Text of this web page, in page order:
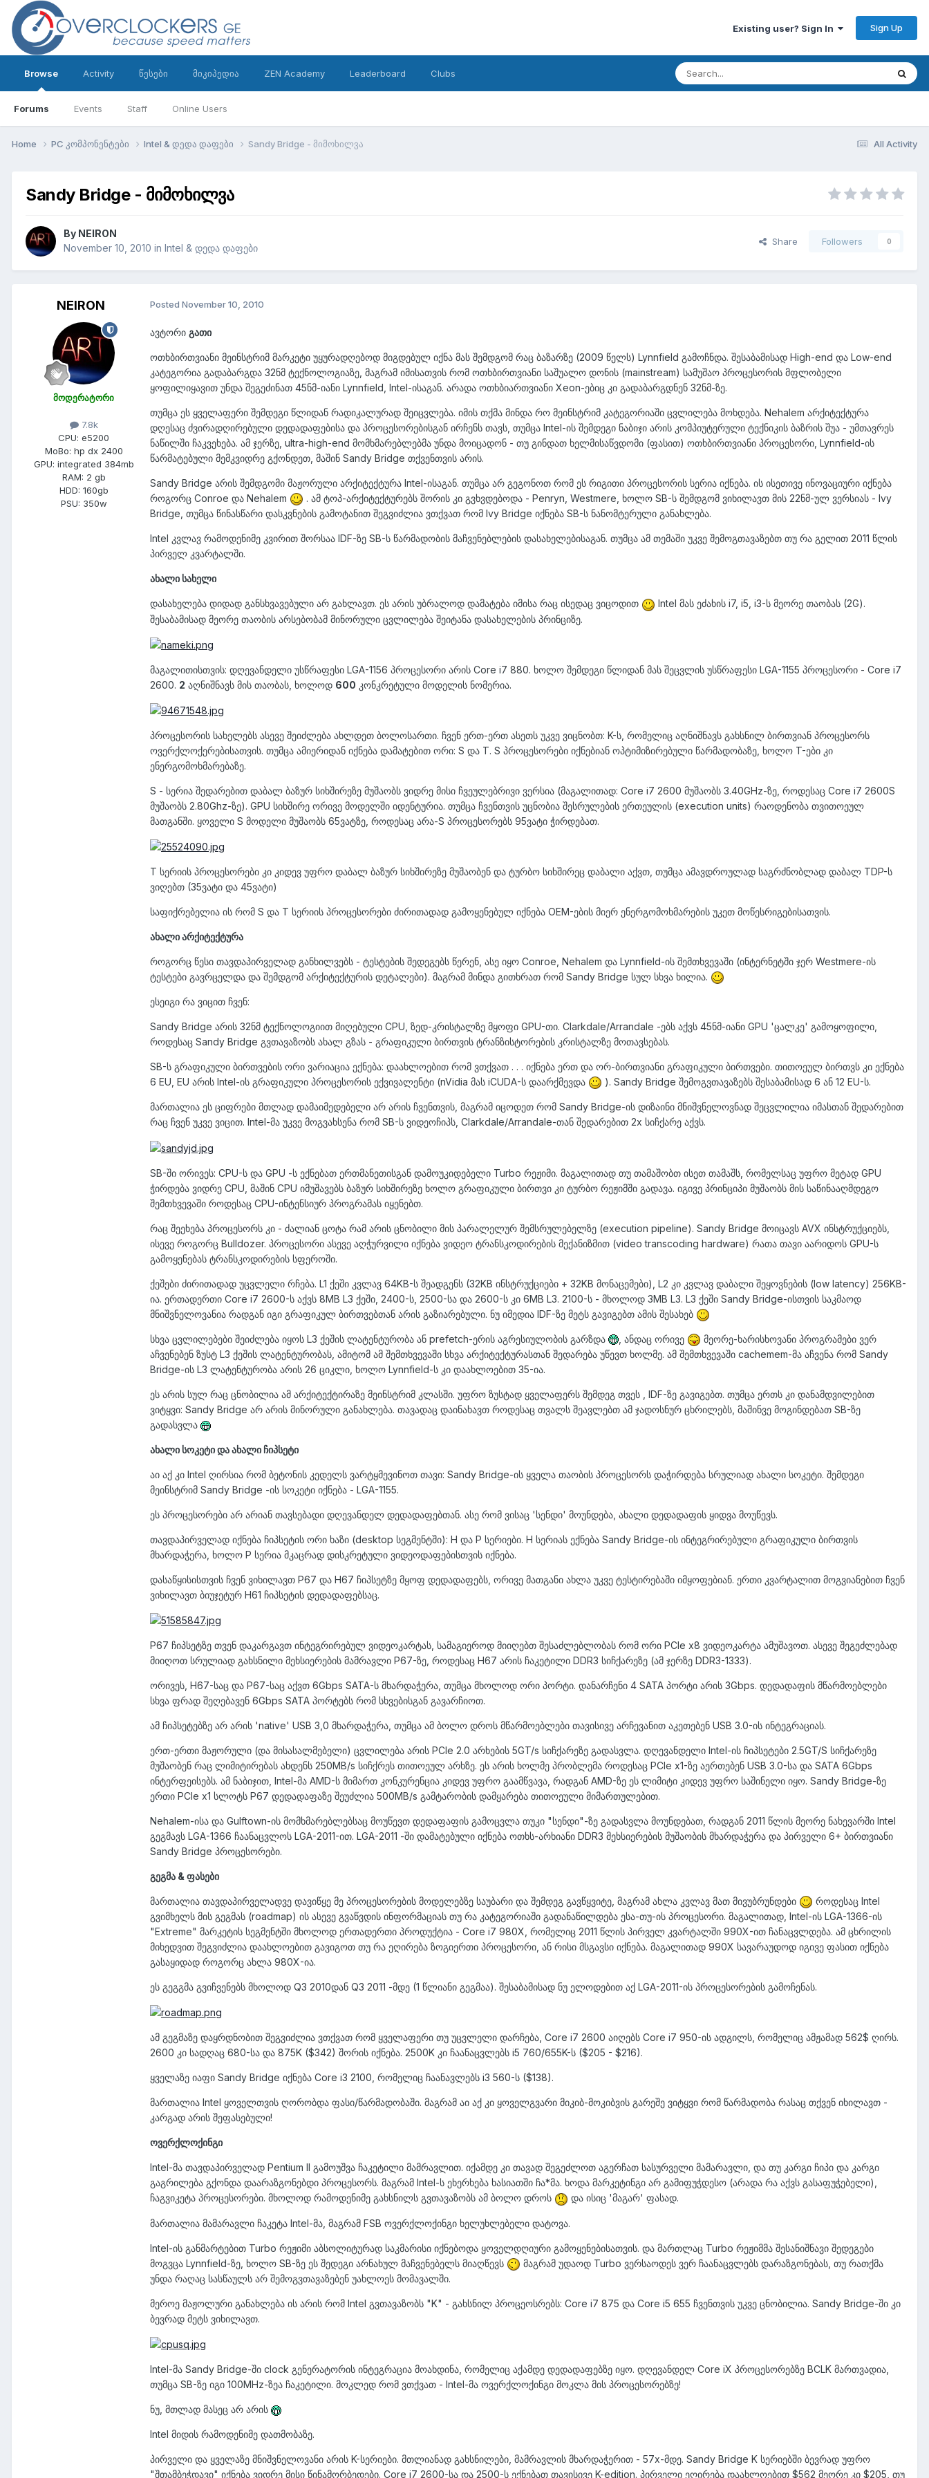
Existing user? Sign In Sign Up
Browse
Forums Events Staff Online Users
Activity წესები მიკიპედია ZEN Academy Leaderboard Clubs
All Activity
Home PC კომპონენტები Intel & დედა დაფები Sandy Bridge - მიმოხილვა
Sandy Bridge - მიმოხილვა
By NEIRON
November 10, 2010 in Intel & დედა დაფები
Share Followers 0
NEIRON
მოდერატორი
7.8k
CPU: e5200
MoBo: hp dx 2400
GPU: integrated 384mb
RAM: 2 gb
HDD: 160gb
PSU: 350w
Posted November 10, 2010
ავტორი გათი
ოთხბირთვიანი მეინსტრიმ მარკეტი უყურადღებოდ მიგდებულ იქნა მას შემდგომ რაც ბაზარზე (2009 წელს) Lynnfield გამოჩნდა. შესაბამისად High-end და Low-end
კატეგორია გადაბარგდა 32ნმ ტექნოლოგიაზე, მაგრამ იმისათვის რომ ოთხბირთვიანი საშუალო დონის (mainstream) სამუშაო პროცესორის მფლობელი
ყოფილიყავით უნდა შეგეძინათ 45ნმ-იანი Lynnfield, Intel-ისაგან. არადა ოთხბიართვიანი Xeon-ებიც კი გადაბარგდნენ 32ნმ-ზე.
თუმცა ეს ყველაფერი შემდეგი წლიდან რადიკალურად შეიცვლება. იმის თქმა მინდა რო მეინსტრიმ კატეგორიაში ცვლილება მოხდება. Nehalem არქიტექტურა
დღესაც ძვირადღირებული დედადაფებისა და პროცესორებისგან ირჩენს თავს, თუმცა Intel-ის შემდეგი ნაბიჯი არის კომპიუტერული ტექნიკის ბაზრის შუა - უმთავრეს
ნაწილში ჩაკვეხება. ამ ჯერზე, ultra-high-end მომხმარებლებმა უნდა მოიცადონ - თუ გინდათ ხელმისაწვდომი (ფასით) ოთხბირთვიანი პროცესორი, Lynnfield-ის
წარმატებული მემკვიდრე გქონდეთ, მაშინ Sandy Bridge თქვენთვის არის.
Sandy Bridge არის შემდგომი მაჟორული არქიტექტურა Intel-ისაგან. თუმცა არ გეგონოთ რომ ეს რიგითი პროცესორის სერია იქნება. ის ისეთივე ინოვაციური იქნება
როგორც Conroe და Nehalem
. ამ ტოპ-არქიტექტურებს შორის კი გვხვდებოდა - Penryn, Westmere, ხოლო SB-ს შემდგომ ვიხილავთ მის 22ნმ-ულ ვერსიას - Ivy
Bridge, თუმცა წინასწარი დასკვნების გამოტანით შეგვიძლია ვთქვათ რომ Ivy Bridge იქნება SB-ს ნანომტერული განახლება.
Intel კვლავ რამოდენიმე კვირით შორსაა IDF-ზე SB-ს წარმადობის მაჩვენებლების დასახელებისაგან. თუმცა ამ თემაში უკვე შემოგთავაზებთ თუ რა გელით 2011 წლის
პირველ კვარტალში.
ახალი სახელი
დასახელება დიდად განსხვავებული არ გახლავთ. ეს არის უბრალოდ დამატება იმისა რაც ისედაც ვიცოდით
Intel მას ეძახის i7, i5, i3-ს მეორე თაობას (2G).
შესაბამისად მეორე თაობის არსებობამ მინორული ცვლილება შეიტანა დასახელების პრინციზე.
მაგალითისთვის: დღევანდელი უსწრაფესი LGA-1156 პროცესორი არის Core i7 880. ხოლო შემდეგი წლიდან მას შეცვლის უსწრაფესი LGA-1155 პროცესორი - Core i7
2600. 2 აღნიშნავს მის თაობას, ხოლოდ 600 კონკრეტული მოდელის ნომერია.
პროცესორის სახელებს ასევე შეიძლება ახლდეთ ბოლოსართი. ჩვენ ერთ-ერთ ასეთს უკვე ვიცნობთ: K-ს, რომელიც აღნიშნავს გახსნილ ბირთვიან პროცესორს
ოვერქლოქერებისათვის. თუმცა ამიერიდან იქნება დამატებით ორი: S და T. S პროცესორები იქნებიან ოპტიმიზირებული წარმადობაზე, ხოლო T-ები კი
ენერგომოხმარებაზე.
S - სერია შედარებით დაბალ ბაზურ სიხშირეზე მუშაობს ვიდრე მისი ჩვეულებრივი ვერსია (მაგალითად: Core i7 2600 მუშაობს 3.40GHz-ზე, როდესაც Core i7 2600S
მუშაობს 2.80Ghz-ზე). GPU სიხშირე ორივე მოდელში იდენტურია. თუმცა ჩვენთვის უცნობია შესრულების ერთეულის (execution units) რაოდენობა თვითოეულ
მათგანში. ყოველი S მოდელი მუშაობს 65ვატზე, როდესაც არა-S პროცესორებს 95ვატი ჭირდებათ.
T სერიის პროცესორები კი კიდევ უფრო დაბალ ბაზურ სიხშირეზე მუშაობენ და ტურბო სიხშირეც დაბალი აქვთ, თუმცა ამავდროულად საგრძნობლად დაბალ TDP-ს
ვიღებთ (35ვატი და 45ვატი)
საფიქრებელია ის რომ S და T სერიის პროცესორები ძირითადად გამოყენებულ იქნება OEM-ების მიერ ენერგომოხმარების უკეთ მოწესრიგებისათვის.
ახალი არქიტექტურა
როგორც წესი თავდაპირველად განხილვებს - ტესტების შედეგებს წერენ, ასე იყო Conroe, Nehalem და Lynnfield-ის შემთხვევაში (ინტერნეტში ჯერ Westmere-ის
ტესტები გავრცელდა და შემდგომ არქიტექტურის დეტალები). მაგრამ მინდა გითხრათ რომ Sandy Bridge სულ სხვა ხილია.
ესეიგი რა ვიცით ჩვენ:
Sandy Bridge არის 32ნმ ტექნოლოგიით მიღებული CPU, ზედ-კრისტალზე მყოფი GPU-თი. Clarkdale/Arrandale -ებს აქვს 45ნმ-იანი GPU 'ცალკე' გამოყოფილი,
როდესაც Sandy Bridge გვთავაზობს ახალ გზას - გრაფიკული ბირთვის ტრანზისტორების კრისტალზე მოთავსებას.
SB-ს გრაფიკული ბირთვების ორი ვარიაცია ექნება: დაახლოებით რომ ვთქვათ . . . იქნება ერთ და ორ-ბირთვიანი გრაფიკული ბირთვები. თითოეულ ბირთვს კი ექნება
6 EU, EU არის Intel-ის გრაფიკული პროცესორის ექვივალენტი (nVidia მას iCUDA-ს დაარქმევდა
). Sandy Bridge შემოგვთავაზებს შესაბამისად 6 ან 12 EU-ს.
მართალია ეს ციფრები მთლად დამაიმედებელი არ არის ჩვენთვის, მაგრამ იცოდეთ რომ Sandy Bridge-ის დიზაინი მნიშვნელოვნად შეცვლილია იმასთან შედარებით
რაც ჩვენ უკვე ვიცით. Intel-მა უკვე მოგვახსენა რომ SB-ს ვიდეოჩიპს, Clarkdale/Arrandale-თან შედარებით 2x სიჩქარე აქვს.
SB-ში ორივეს: CPU-ს და GPU -ს ექნებათ ერთმანეთისგან დამოუკიდებელი Turbo რეჟიმი. მაგალითად თუ თამაშობთ ისეთ თამაშს, რომელსაც უფრო მეტად GPU
ჭირდება ვიდრე CPU, მაშინ CPU იმუშავებს ბაზურ სიხშირეზე ხოლო გრაფიკული ბირთვი კი ტურბო რეჟიმში გადავა. იგივე პრინციპი მუშაობს მის საწინააღმდეგო
შემთხვევაში როდესაც CPU-ინტენსიურ პროგრამას იყენებთ.
რაც შეეხება პროცესორს კი - ძალიან ცოტა რამ არის ცნობილი მის პარალელურ შემსრულებელზე (execution pipeline). Sandy Bridge მოიცავს AVX ინსტრუქციებს,
ისევე როგორც Bulldozer. პროცესორი ასევე აღჭურვილი იქნება ვიდეო ტრანსკოდირების მექანიზმით (video transcoding hardware) რათა თავი აარიდოს GPU-ს
გამოყენებას ტრანსკოდირების სფეროში.
ქეშები ძირითადად უცვლელი რჩება. L1 ქეში კვლავ 64KB-ს შეადგენს (32KB ინსტრუქციები + 32KB მონაცემები), L2 კი კვლავ დაბალი შეყოვნების (low latency) 256KB-
ია. ერთადერთი Core i7 2600-ს აქვს 8MB L3 ქეში, 2400-ს, 2500-სა და 2600-ს კი 6MB L3. 2100-ს - მხოლოდ 3MB L3. L3 ქეში Sandy Bridge-ისთვის საკმაოდ
მნიშვნელოვანია რადგან იგი გრაფიკულ ბირთვებთან არის გაზიარებული. ნუ იმედია IDF-ზე მეტს გავიგებთ ამის შესახებ
სხვა ცვლილებები შეიძლება იყოს L3 ქეშის ლატენტურობა ან prefetch-ერის აგრესიულობის გარზდა , ანდაც ორივე
მეორე-ხარისხოვანი პროგრამები ვერ
აჩვენებენ ზუსტ L3 ქეშის ლატენტურობას, ამიტომ ამ შემთხვევაში სხვა არქიტექტურასთან შედარება უწევთ ხოლმე. ამ შემთხვევაში cachemem-მა აჩვენა რომ Sandy
Bridge-ის L3 ლატენტურობა არის 26 ციკლი, ხოლო Lynnfield-ს კი დაახლოებით 35-ია.
ეს არის სულ რაც ცნობილია ამ არქიტექტირაზე მეინსტრიმ კლასში. უფრო ზუსტად ყველაფერს შემდეგ თვეს , IDF-ზე გავიგებთ. თუმცა ერთს კი დანამდვილებით
ვიტყვი: Sandy Bridge არ არის მინორული განახლება. თავადაც დაინახავთ როდესაც თვალს შეავლებთ ამ ჯადოსნურ ცხრილებს, მაშინვე მოგინდებათ SB-ზე
გადასვლა
ახალი სოკეტი და ახალი ჩიპსეტი
აი აქ კი Intel ღირსია რომ ბეტონის კედელს ვარტყმევინოთ თავი: Sandy Bridge-ის ყველა თაობის პროცესორს დაჭირდება სრულიად ახალი სოკეტი. შემდეგი
მეინსტრიმ Sandy Bridge -ის სოკეტი იქნება - LGA-1155.
ეს პროცესორები არ არიან თავსებადი დღევანდელ დედადაფებთან. ასე რომ ვისაც 'სენდი' მოუნდება, ახალი დედადაფის ყიდვა მოუწევს.
თავდაპირველად იქნება ჩიპსეტის ორი ხაზი (desktop სეგმენტში): H და P სერიები. H სერიას ექნება Sandy Bridge-ის ინტეგრირებული გრაფიკული ბირთვის
მხარდაჭერა, ხოლო P სერია მკაცრად დისკრეტული ვიდეოდაფებისთვის იქნება.
დასაწყისისთვის ჩვენ ვიხილავთ P67 და H67 ჩიპსეტზე მყოფ დედადაფებს, ორივე მათგანი ახლა უკვე ტესტირებაში იმყოფებიან. ერთი კვარტალით მოგვიანებით ჩვენ
ვიხილავთ ბიუჯეტურ H61 ჩიპსეტის დედადაფებსაც.
P67 ჩიპსეტზე თვენ დაკარგავთ ინტეგრირებულ ვიდეოკარტას, სამაგიეროდ მიიღებთ შესაძლებლობას რომ ორი PCIe x8 ვიდეოკარტა ამუშავოთ. ასევე შეგეძლებად
მიიღოთ სრულიად გახსნილი მეხსიერების მამრავლი P67-ზე, როდესაც H67 არის ჩაკეტილი DDR3 სიჩქარეზე (ამ ჯერზე DDR3-1333).
ორივეს, H67-საც და P67-საც აქვთ 6Gbps SATA-ს მხარდაჭერა, თუმცა მხოლოდ ორი პორტი. დანარჩენი 4 SATA პორტი არის 3Gbps. დედადაფის მწარმოებლები
სხვა ფრად შეღებავენ 6Gbps SATA პორტებს რომ სხვებისგან გავარჩიოთ.
ამ ჩიპსეტებზე არ არის 'native' USB 3,0 მხარდაჭერა, თუმცა ამ ბოლო დროს მწარმოებლები თავისივე არჩევანით აკეთებენ USB 3.0-ის ინტეგრაციას.
ერთ-ერთი მაჟორული (და მისასალმებელი) ცვლილება არის PCIe 2.0 არხების 5GT/s სიჩქარეზე გადასვლა. დღევანდელი Intel-ის ჩიპსეტები 2.5GT/S სიჩქარეზე
მუშაობენ რაც ლიმიტირებას ახდენს 250MB/s სიჩქრეს თითოეულ არხზე. ეს არის ხოლმე პრობლემა როდესაც PCIe x1-ზე აერთებენ USB 3.0-სა და SATA 6Gbps
ინტერფეისებს. ამ ნაბიჯით, Intel-მა AMD-ს მიმართ კონკურენცია კიდევ უფრო გაამწვავა, რადგან AMD-ზე ეს ლიმიტი კიდევ უფრო საშინელი იყო. Sandy Bridge-ზე
ერთი PCIe x1 სლოტს P67 დედადაფაზე შეუძლია 500MB/s გამტარობის დამყარება თითოეული მიმართულებით.
Nehalem-ისა და Gulftown-ის მომხმარებლებსაც მოუწევთ დედაფაფის გამოცვლა თუკი "სენდი"-ზე გადასვლა მოუნდებათ, რადგან 2011 წლის მეორე ნახევარში Intel
გეგმავს LGA-1366 ჩაანაცვლოს LGA-2011-ით. LGA-2011 -ში დამატებული იქნება ოთხს-არხიანი DDR3 მეხსიერების მუშაობის მხარდაჭერა და პირველი 6+ ბირთვიანი
Sandy Bridge პროცესორები.
გეგმა & ფასები
მართალია თავდაპირველადვე დავიწყე მე პროცესორების მოდელებზე საუბარი და შემდეგ გავწყვიტე, მაგრამ ახლა კვლავ მათ მივუბრუნდები
როდესაც Intel
გვიმხელს მის გეგმას (roadmap) ის ასევე გვაწვდის ინფორმაციას თუ რა კატეგორიაში გადანაწილდება ესა-თუ-ის პროცესორი. მაგალითად, Intel-ის LGA-1366-ის
"Extreme" მარკეტის სეგმენტში მხოლოდ ერთადერთი პროდუქტია - Core i7 980X, რომელიც 2011 წლის პირველ კვარტალში 990X-ით ჩანაცვლდება. ამ ცხრილის
მიხედვით შეგვიძლია დაახლოებით გავიგოთ თუ რა ეღირება ზოგიერთი პროცესორი, ან რისი მსგავსი იქნება. მაგალითად 990X სავარაუდოდ იგივე ფასით იქნება
გასაყიდად როგორც ახლა 980X-ია.
ეს გეგგმა გვიჩვენებს მხოლოდ Q3 2010დან Q3 2011 -მდე (1 წლიანი გეგმაა). შესაბამისად ნუ ელოდებით აქ LGA-2011-ის პროცესორების გამოჩენას.
ამ გეგმაზე დაყრდნობით შეგვიძლია ვთქვათ რომ ყველაფერი თუ უცვლელი დარჩება, Core i7 2600 აიღებს Core i7 950-ის ადგილს, რომელიც ამჟამად 562$ ღირს.
2600 კი სადღაც 680-სა და 875K ($342) შორის იქნება. 2500K კი ჩაანაცვლებს i5 760/655K-ს ($205 - $216).
ყველაზე იაფი Sandy Bridge იქნება Core i3 2100, რომელიც ჩაანავლებს i3 560-ს ($138).
მართალია Intel ყოველთვის ღორობდა ფასი/წარმადობაში. მაგრამ აი აქ კი ყოველგვარი მიკიბ-მოკიბვის გარეშე ვიტყვი რომ წარმადობა რასაც თქვენ იხილავთ -
კარგად არის შეფასებული!
ოვერქლოქინგი
Intel-მა თავდაპირველად Pentium II გამოუშვა ჩაკეტილი მამრავლით. იქამდე კი თავად შეგეძლოთ აგერჩათ სასურველი მამარავლი, და თუ კარგი ჩიპი და კარგი
გაგრილება გქონდა დაარაზგონებდი პროცესორს. მაგრამ Intel-ს ეხერხება ხასიათში ჩა*მა. ხოდა მარკეტინგი არ გამიფუჭდესო (არადა რა აქვს გასაფუჭებელი),
ჩაგვიკეტა პროცესორები. მხოლოდ რამოდენიმე გახსნილს გვთავაზობს ამ ბოლო დროს
და ისიც 'მაგარ' ფასად.
მართალია მამარავლი ჩაკეტა Intel-მა, მაგრამ FSB ოვერქლოქინგი ხელუხლებელი დატოვა.
Intel-ის განმარტებით Turbo რეჟიმი აბსოლიტურად საკმარისი იქნებოდა ყოველდღიური გამოყენებისათვის. და მართლაც Turbo რეჟიმმა შესანიშნავი შედეგები
მოგვცა Lynnfield-ზე, ხოლო SB-ზე ეს შედეგი არნახულ მაჩვენებელს მიაღწევს
მაგრამ უდაოდ Turbo ვერსაოდეს ვერ ჩაანაცვლებს დარაზგონებას, თუ რათქმა
უნდა რაღაც სასწაულს არ შემოგვთავაზებენ უახლოეს მომავალში.
მეროე მაჟოლური განახლება ის არის რომ Intel გვთავაზობს "K" - გახსნილ პროცეოსრებს: Core i7 875 და Core i5 655 ჩვენთვის უკვე ცნობილია. Sandy Bridge-ში კი
ბევრად მეტს ვიხილავთ.
Intel-მა Sandy Bridge-ში clock გენერატორის ინტეგრაცია მოახდინა, რომელიც აქამდე დედადაფებზე იყო. დღევანდელ Core iX პროცესორებზე BCLK მართვადია,
თუმცა SB-ზე იგი 100MHz-ზეა ჩაკეტილი. მოკლედ რომ ვთქვათ - Intel-მა ოვერქლოქინგი მოკლა მის პროცესორებზე!
ნუ, მთლად მასეც არ არის
Intel მიდის რამოდენიმე დათმობაზე.
პირველი და ყველაზე მნიშვნელოვანი არის K-სერიები. მთლიანად გახსნილები, მამრავლის მხარდაჭერით - 57x-მდე. Sandy Bridge K სერიებში ბევრად უფრო
"შთამბეჭდავი" იქნება ვიდრე მისი წინამორბედები. Core i7 2600-სა და 2500-ს ექნებათ თავისივე K-edition. პირველი ეღირება დაახლოებით $562 მეორე კი $205, თუ